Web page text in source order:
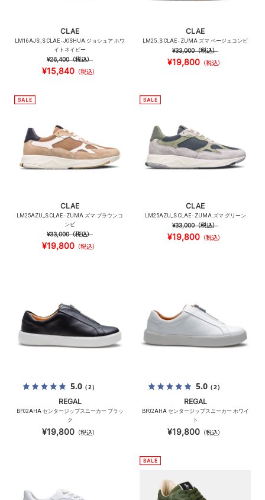
CLAE
LM16AJS_S CLAE - JOSHUA ジョシュア ホワ
イトネイビー
¥26,400（税込）
¥15,840（税込）
CLAE
LM25_S CLAE - ZUMA ズマ ベージュコンビ
¥33,000（税込）
¥19,800（税込）
CLAE
LM25AZU_S CLAE - ZUMA ズマ ブラウンコ
ンビ
¥33,000（税込）
¥19,800（税込）
CLAE
LM25AZU_S CLAE - ZUMA ズマ グリーン
¥33,000（税込）
¥19,800（税込）
5.0（2）
REGAL
BF02AHA センタージップスニーカー ブラッ
ク
¥19,800（税込）
5.0（2）
REGAL
BF02AHA センタージップスニーカー ホワイ
ト
¥19,800（税込）